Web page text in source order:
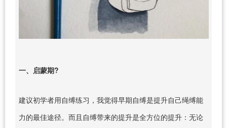
一、启蒙期?
建议初学者用自缚练习，我觉得早期自缚是提升自己绳缚能
力的最佳途径。而且自缚带来的提升是全方位的提升：无论